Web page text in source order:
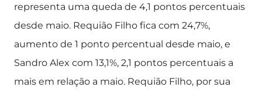
representa uma queda de 4,1 pontos percentuais
desde maio. Requião Filho fica com 24,7%,
aumento de 1 ponto percentual desde maio, e
Sandro Alex com 13,1%, 2,1 pontos percentuais a
mais em relação a maio. Requião Filho, por sua